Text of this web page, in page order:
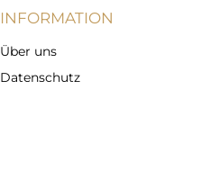
INFORMATION
Über uns
Datenschutz